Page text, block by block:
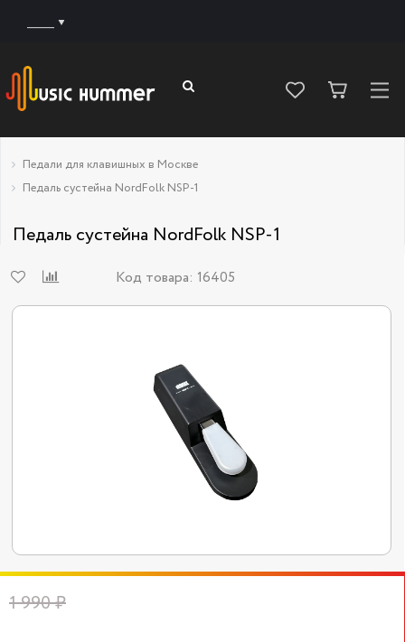
Педали для клавишных в Москве
Педаль сустейна NordFolk NSP-1
Педаль сустейна NordFolk NSP-1
Код товара: 16405
1 990 ₽